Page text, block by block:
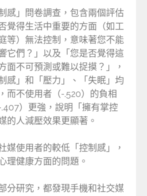
感」問卷調查，包含兩個評估
覺得生活中重要的方面（如工
等）無法控制，意味著您不能
它們？」以及「您是否覺得這
面不可預測或難以捉摸？」，
感」和「壓力」、「失眠」均
而不使用者（-.520）的負相
）更強，說明「擁有掌控
的人減壓效果更顯著。
媒使用者的較低「控制感」，
理健康方面的問題。
分研究，都發現手機和社交媒